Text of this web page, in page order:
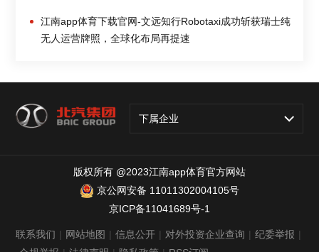
江南app体育下载官网-文远知行Robotaxi成功斩获瑞士纯
无人运营牌照，全球化布局再提速
下属企业
版权所有 @2023江南app体育官方网站
京公网安备 11011302004105号
京ICP备11041689号-1
联系我们 | 网站地图 | 信息公开 | 对外投资企业查询 | 纪委举报 |